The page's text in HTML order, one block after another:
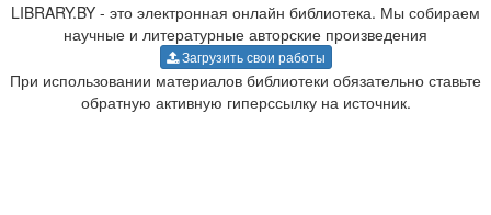
LIBRARY.BY - это электронная онлайн библиотека. Мы собираем
научные и литературные авторские произведения
Загрузить свои работы
При использовании материалов библиотеки обязательно ставьте
обратную активную гиперссылку на источник.